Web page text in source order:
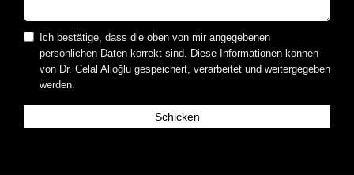
Ich bestätige, dass die oben von mir angegebenen
persönlichen Daten korrekt sind. Diese Informationen können
von Dr. Celal Alioğlu gespeichert, verarbeitet und weitergegeben
werden.